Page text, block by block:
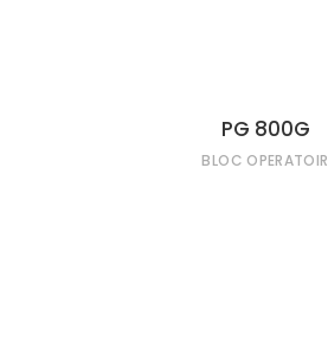
PG 800G
BLOC OPERATOIR